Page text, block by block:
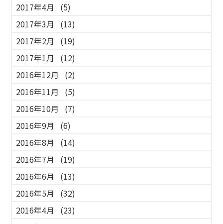
2017年4月
(5)
2017年3月
(13)
2017年2月
(19)
2017年1月
(12)
2016年12月
(2)
2016年11月
(5)
2016年10月
(7)
2016年9月
(6)
2016年8月
(14)
2016年7月
(19)
2016年6月
(13)
2016年5月
(32)
2016年4月
(23)